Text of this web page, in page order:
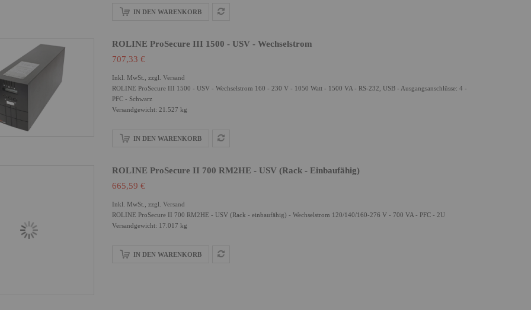
IN DEN WARENKORB
ROLINE ProSecure III 1500 - USV - Wechselstrom
707,33 €
Inkl. MwSt., zzgl. Versand
ROLINE ProSecure III 1500 - USV - Wechselstrom 160 - 230 V - 1050 Watt - 1500 VA - RS-232, USB - Ausgangsanschlüsse: 4 -
PFC - Schwarz
Versandgewicht: 21.527 kg
IN DEN WARENKORB
ROLINE ProSecure II 700 RM2HE - USV (Rack - Einbaufähig)
665,59 €
Inkl. MwSt., zzgl. Versand
ROLINE ProSecure II 700 RM2HE - USV (Rack - einbaufähig) - Wechselstrom 120/140/160-276 V - 700 VA - PFC - 2U
Versandgewicht: 17.017 kg
IN DEN WARENKORB